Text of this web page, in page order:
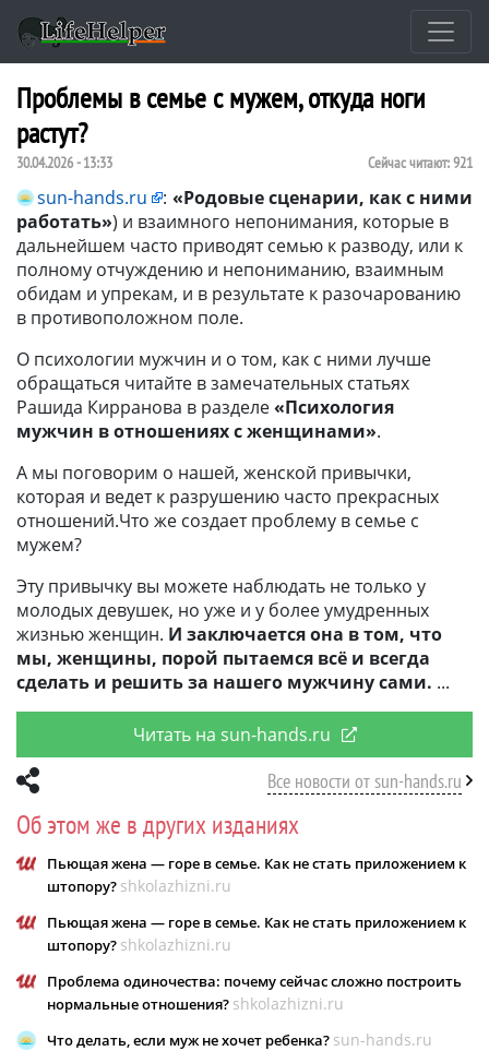
Проблемы в семье с мужем, откуда ноги
растут?
30.04.2026 - 13:33 Сейчас читают:921
sun-hands.ru : «Родовые сценарии, как с ними
работать») и взаимного непонимания, которые в
дальнейшем часто приводят семью к разводу, или к
полному отчуждению и непониманию, взаимным
обидам и упрекам, и в результате к разочарованию
в противоположном поле.
О психологии мужчин и о том, как с ними лучше
обращаться читайте в замечательных статьях
Рашида Кирранова в разделе«Психология
мужчин в отношениях с женщинами».
А мы поговорим о нашей, женской привычки,
которая и ведет к разрушению часто прекрасных
отношений.Что же создает проблему в семье с
мужем?
Эту привычку вы можете наблюдать не только у
молодых девушек, но уже и у более умудренных
жизнью женщин. И заключается она в том, что
мы, женщины, порой пытаемся всё и всегда
сделать и решить за нашего мужчину сами.
Читать на sun-hands.ru
Все новости от sun-hands.ru
Об этом же в других изданиях
Пьющая жена — горе в семье. Как не стать приложением к
штопору? shkolazhizni.ru
Пьющая жена — горе в семье. Как не стать приложением к
штопору? shkolazhizni.ru
Проблема одиночества: почему сейчас сложно построить
нормальные отношения? shkolazhizni.ru
Что делать, если муж не хочет ребенка? sun-hands.ru